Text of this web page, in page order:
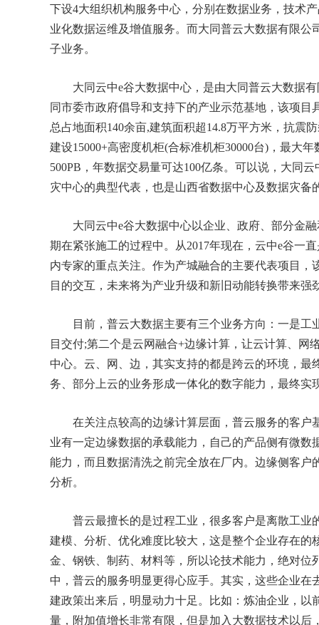
下设4大组织机构服务中心，分别在数据业务，技术
业化数据运维及增值服务。而大同普云大数据有限
子业务。
大同云中e谷大数据中心，是由大同普云大数据有
同市委市政府倡导和支持下的产业示范基地，该项
总占地面积140余亩,建筑面积超14.8万平方米，抗震
建设15000+高密度机柜(合标准机柜30000台)，最大
500PB，年数据交易量可达100亿条。可以说，大同
灾中心的典型代表，也是山西省数据中心及数据灾备
大同云中e谷大数据中心以企业、政府、部分金融
期在紧张施工的过程中。从2017年现在，云中e谷一
内专家的重点关注。作为产城融合的主要代表项目
目的交互，未来将为产业升级和新旧动能转换带来强
目前，普云大数据主要有三个业务方向：一是工
目交付;第二个是云网融合+边缘计算，让云计算、网
中心。云、网、边，其实支持的都是跨云的环境，
务、部分上云的业务形成一体化的数字能力，最终实
在关注点较高的边缘计算层面，普云服务的客户
业有一定边缘数据的承载能力，自己的产品侧有微
能力，而且数据清洗之前完全放在厂内。边缘侧客
分析。
普云最擅长的是过程工业，很多客户是离散工业
建模、分析、优化难度比较大，这是整个企业存在
金、钢铁、制药、材料等，所以论技术能力，绝对位
中，普云的服务明显更得心应手。其实，这些企业
建政策出来后，明显动力十足。比如：炼油企业，以
量，附加值增长非常有限，但是加入大数据技术以